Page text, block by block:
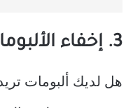
3. إخفاء الألبومات في المعرض
هل لديك ألبومات